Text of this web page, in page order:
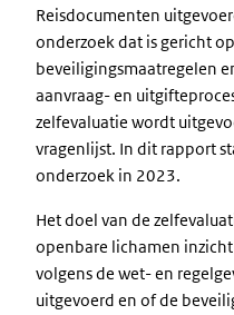
Reisdocumenten
onderzoek dat is gericht
beveiligingsmaatregelen
aanvraag- en
zelfevaluatie wordt
vragenlijst. In dit rapport
onderzoek in 2023.
Het doel van de
openbare lichamen
volgens de wet- en
uitgevoerd en of de